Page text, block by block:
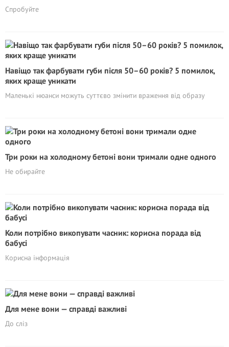
Спробуйте
Навіщо так фарбувати губи після 50–60 років? 5 помилок,
яких краще уникати
Маленькі нюанси можуть суттєво змінити враження від образу
Три роки на холодному бетоні вони тримали одне одного
Не обирайте
Коли потрібно викопувати часник: корисна порада від
бабусі
Корисна інформація
Для мене вони — справді важливі
До сліз